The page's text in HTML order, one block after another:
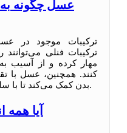
عسل چگونه
ترکیبات موجود در
ترکیبات فنلی
مهار کرده و از آسیب
کنند. همچنین، عسل با
بدن کمک می‌کند تا با سلول‌های سرطانی مبارزه کند.
آیا